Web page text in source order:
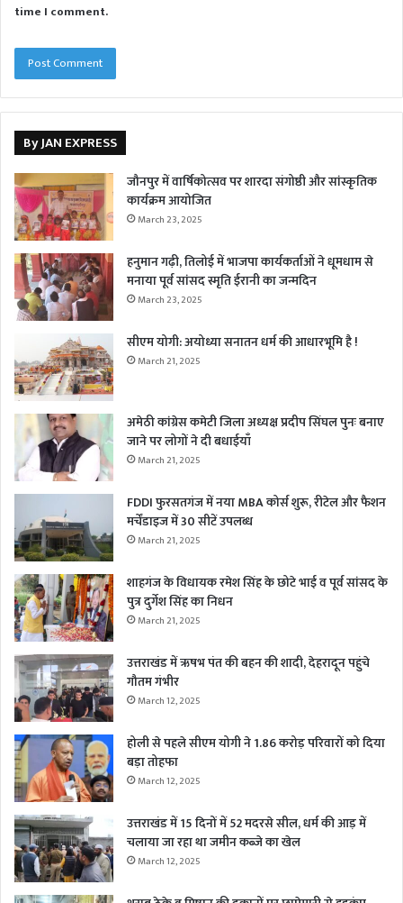
time I comment.
By JAN EXPRESS
जौनपुर में वार्षिकोत्सव पर शारदा संगोष्ठी और सांस्कृतिक
कार्यक्रम आयोजित
March 23, 2025
हनुमान गढ़ी, तिलोई में भाजपा कार्यकर्ताओं ने धूमधाम से
मनाया पूर्व सांसद स्मृति ईरानी का जन्मदिन
March 23, 2025
सीएम योगी: अयोध्या सनातन धर्म की आधारभूमि है !
March 21, 2025
अमेठी कांग्रेस कमेटी जिला अध्यक्ष प्रदीप सिंघल पुनः बनाए
जाने पर लोगों ने दी बधाईयाँ
March 21, 2025
FDDI फुरसतगंज में नया MBA कोर्स शुरू, रीटेल और फैशन
मर्चेंडाइज में 30 सीटें उपलब्ध
March 21, 2025
शाहगंज के विधायक रमेश सिंह के छोटे भाई व पूर्व सांसद के
पुत्र दुर्गेश सिंह का निधन
March 21, 2025
उत्तराखंड में ऋषभ पंत की बहन की शादी, देहरादून पहुंचे
गौतम गंभीर
March 12, 2025
होली से पहले सीएम योगी ने 1.86 करोड़ परिवारों को दिया
बड़ा तोहफा
March 12, 2025
उत्तराखंड में 15 दिनों में 52 मदरसे सील, धर्म की आड़ में
चलाया जा रहा था जमीन कब्जे का खेल
March 12, 2025